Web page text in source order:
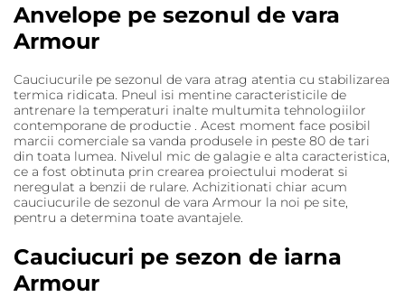
Anvelope pe sezonul de vara
Armour
Cauciucurile pe sezonul de vara atrag atentia cu stabilizarea
termica ridicata. Pneul isi mentine caracteristicile de
antrenare la temperaturi inalte multumita tehnologiilor
contemporane de productie . Acest moment face posibil
marcii comerciale sa vanda produsele in peste 80 de tari
din toata lumea. Nivelul mic de galagie e alta caracteristica,
ce a fost obtinuta prin crearea proiectului moderat si
neregulat a benzii de rulare. Achizitionati chiar acum
cauciucurile de sezonul de vara Armour la noi pe site,
pentru a determina toate avantajele.
Cauciucuri pe sezon de iarna
Armour